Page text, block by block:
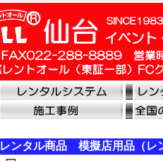
レンタル商品 模擬店用品（レ